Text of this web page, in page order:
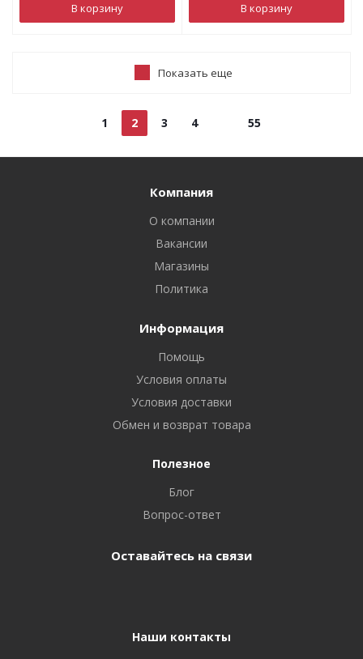
В корзину В корзину
Показать еще
1 2 3 4 55
Компания
О компании
Вакансии
Магазины
Политика
Информация
Помощь
Условия оплаты
Условия доставки
Обмен и возврат товара
Полезное
Блог
Вопрос-ответ
Оставайтесь на связи
Наши контакты